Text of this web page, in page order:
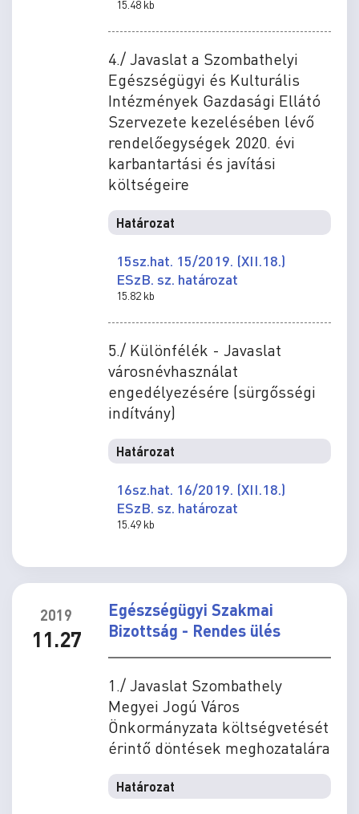
15.48 kb
4./ Javaslat a Szombathelyi
Egészségügyi és Kulturális
Intézmények Gazdasági Ellátó
Szervezete kezelésében lévő
rendelőegységek 2020. évi
karbantartási és javítási
költségeire
Határozat
15sz.hat. 15/2019. (XII.18.)
ESzB. sz. határozat
15.82 kb
5./ Különfélék - Javaslat
városnévhasználat
engedélyezésére (sürgősségi
indítvány)
Határozat
16sz.hat. 16/2019. (XII.18.)
ESzB. sz. határozat
15.49 kb
2019
11.27
Egészségügyi Szakmai
Bizottság - Rendes ülés
1./ Javaslat Szombathely
Megyei Jogú Város
Önkormányzata költségvetését
érintő döntések meghozatalára
Határozat